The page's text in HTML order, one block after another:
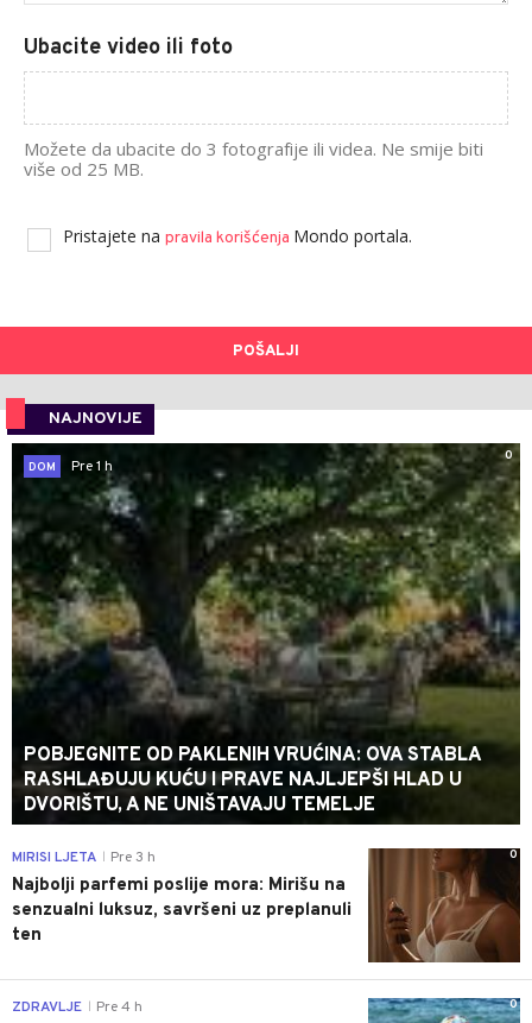
Ubacite video ili foto
Možete da ubacite do 3 fotografije ili videa. Ne smije biti
više od 25 MB.
Pristajete na pravila korišćenja Mondo portala.
POŠALJI
NAJNOVIJE
0
DOM
Pre 1 h
POBJEGNITE OD PAKLENIH VRUĆINA: OVA STABLA
RASHLAĐUJU KUĆU I PRAVE NAJLJEPŠI HLAD U
DVORIŠTU, A NE UNIŠTAVAJU TEMELJE
0
MIRISI LJETA Pre 3 h
Najbolji parfemi poslije mora: Mirišu na
senzualni luksuz, savršeni uz preplanuli
ten
0
ZDRAVLJE Pre 4 h